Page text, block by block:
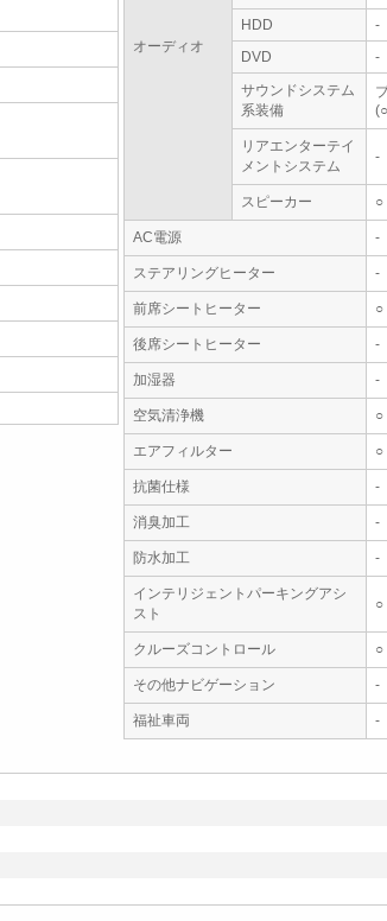
オーディオ
HDD
-
DVD
-
サウンドシステム
系装備
リアエンターテイ
メントシステム
-
スピーカー ○
AC電源 -
ステアリングヒーター -
前席シートヒーター ○
後席シートヒーター -
加湿器 -
空気清浄機 ○
エアフィルター ○
抗菌仕様 -
消臭加工 -
防水加工 -
インテリジェントパーキングアシ
スト
○
クルーズコントロール ○
その他ナビゲーション -
福祉車両
-